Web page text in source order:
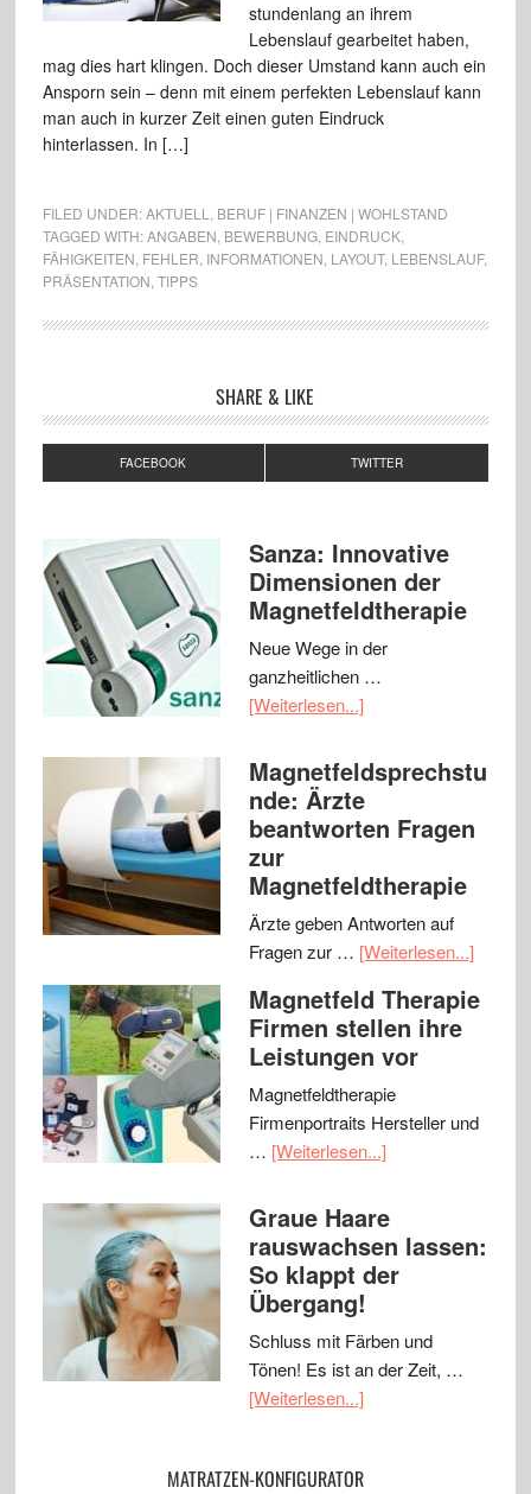
stundenlang an ihrem
Lebenslauf gearbeitet haben,
mag dies hart klingen. Doch dieser Umstand kann auch ein
Ansporn sein – denn mit einem perfekten Lebenslauf kann
man auch in kurzer Zeit einen guten Eindruck
hinterlassen. In […]
FILED UNDER:AKTUELL
BERUF | FINANZEN | WOHLSTAND
TAGGED WITH:ANGABEN BEWERBUNG, EINDRUCK,
FÄHIGKEITEN FEHLER INFORMATIONEN LAYOUT, LEBENSLAUF,
PRÄSENTATION TIPPS
SHARE & LIKE
FACEBOOK TWITTER
Sanza: Innovative
Dimensionen der
Magnetfeldtherapie
Neue Wege in der
ganzheitlichen …
[Weiterlesen...]
Magnetfeldsprechstu
nde: Ärzte
beantworten Fragen
zur
Magnetfeldtherapie
Ärzte geben Antworten auf
Fragen zur … [Weiterlesen...]
Magnetfeld Therapie
Firmen stellen ihre
Leistungen vor
Magnetfeldtherapie
Firmenportraits Hersteller und
… [Weiterlesen...]
Graue Haare
rauswachsen lassen:
So klappt der
Übergang!
Schluss mit Färben und
Tönen! Es ist an der Zeit, …
[Weiterlesen...]
MATRATZEN-KONFIGURATOR